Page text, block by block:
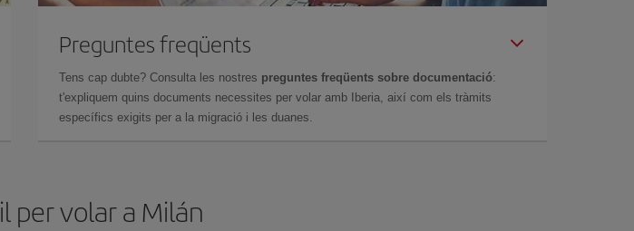
Preguntes freqüents
Tens cap dubte? Consulta les nostres preguntes freqüents sobre documentació:
t'expliquem quins documents necessites per volar amb Iberia, així com els tràmits
específics exigits per a la migració i les duanes.
per volar a Milán